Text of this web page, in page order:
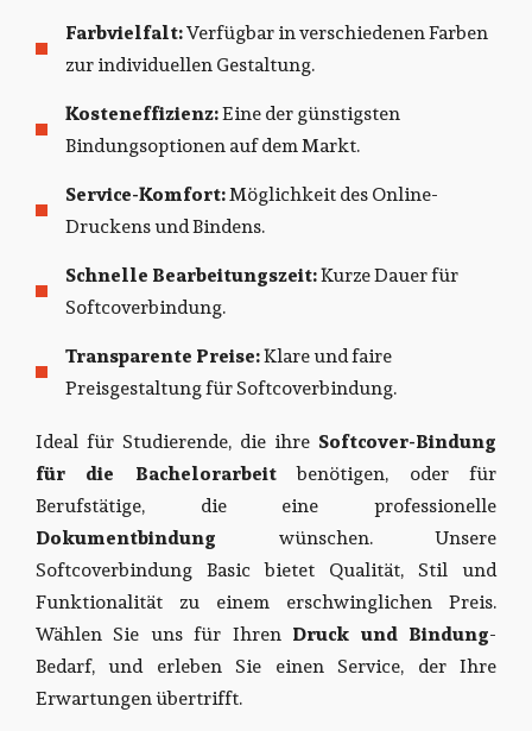
Farbvielfalt:Verfügbar in verschiedenen Farben
zur individuellen Gestaltung.
Kosteneffizienz:Eine der günstigsten
Bindungsoptionen auf dem Markt.
Service-Komfort:Möglichkeit des Online-
Druckens und Bindens.
Schnelle Bearbeitungszeit:Kurze Dauer für
Softcoverbindung.
Transparente Preise:Klare und faire
Preisgestaltung für Softcoverbindung.
Ideal für Studierende, die ihre Softcover-Bindung
für die Bachelorarbeitbenötigen, oder für
Berufstätige, die eine professionelle
Dokumentbindung wünschen. Unsere
Softcoverbindung Basic bietet Qualität, Stil und
Funktionalität zu einem erschwinglichen Preis.
Wählen Sie uns für Ihren Druck und Bindung-
Bedarf, und erleben Sie einen Service, der Ihre
Erwartungen übertrifft.